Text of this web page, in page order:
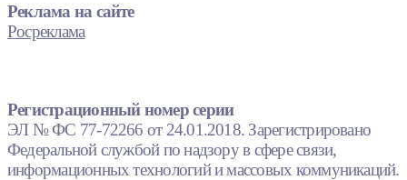
Реклама на сайте
Росреклама
Регистрационный номер серии
ЭЛ № ФС 77-72266 от 24.01.2018. Зарегистрировано
Федеральной службой по надзору в сфере связи,
информационных технологий и массовых коммуникаций.